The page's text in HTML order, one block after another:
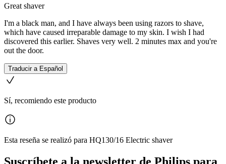
Great shaver
I'm a black man, and I have always been using razors to shave,
which have caused irreparable damage to my skin. I wish I had
discovered this earlier. Shaves very well. 2 minutes max and you're
out the door.
Traducir a Español
Sí, recomiendo este producto
Esta reseña se realizó para HQ130/16 Electric shaver